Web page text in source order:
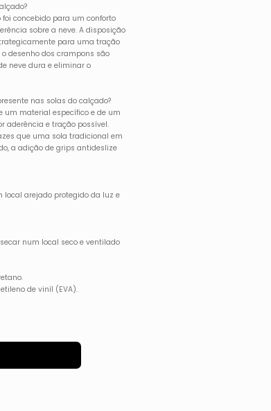
foi concebido para um conforto
sobre a neve. A disposição
para uma tração
desenho dos crampons são
neve dura e eliminar o
nas solas do calçado?
um material específico e de um
aderência e tração possível.
que uma sola tradicional em
a adição de grips antideslize
local arejado protegido da luz e
num local seco e ventilado
de viníl (EVA).